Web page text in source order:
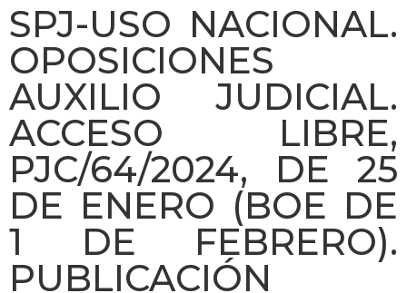
SPJ-USO NACIONAL.
OPOSICIONES
AUXILIO JUDICIAL.
ACCESO LIBRE,
PJC/64/2024, DE 25
DE ENERO (BOE DE
1 DE FEBRERO).
PUBLICACIÓN